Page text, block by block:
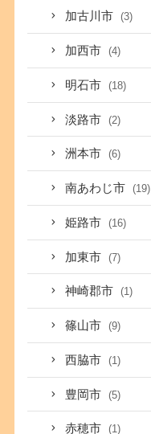
加古川市 (3)
加西市 (4)
明石市 (18)
淡路市 (2)
洲本市 (6)
南あわじ市 (19)
姫路市 (16)
加東市 (7)
神崎郡市 (1)
篠山市 (9)
西脇市 (1)
豊岡市 (5)
赤穂市 (1)